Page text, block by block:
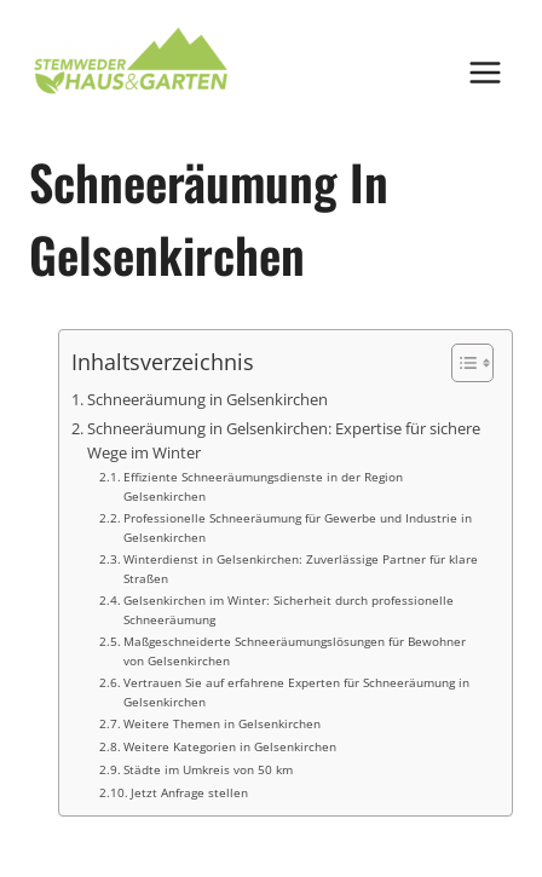
springen
Schneeräumung In
Gelsenkirchen
Inhaltsverzeichnis
Schneeräumung in Gelsenkirchen
Schneeräumung in Gelsenkirchen: Expertise für sichere
Wege im Winter
Effiziente Schneeräumungsdienste in der Region
Gelsenkirchen
Professionelle Schneeräumung für Gewerbe und Industrie in
Gelsenkirchen
Winterdienst in Gelsenkirchen: Zuverlässige Partner für klare
Straßen
Gelsenkirchen im Winter: Sicherheit durch professionelle
Schneeräumung
Maßgeschneiderte Schneeräumungslösungen für Bewohner
von Gelsenkirchen
Vertrauen Sie auf erfahrene Experten für Schneeräumung in
Gelsenkirchen
Weitere Themen in Gelsenkirchen
Weitere Kategorien in Gelsenkirchen
Städte im Umkreis von 50 km
Jetzt Anfrage stellen